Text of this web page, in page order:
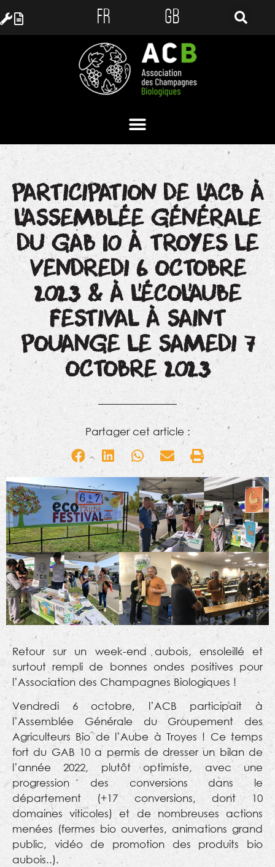
FR GB
PARTICIPATION DE L’ACB À
L’ASSEMBLÉE GÉNÉRALE
DU GAB 10 À TROYES LE
VENDREDI 6 OCTOBRE
2023 & À L’ÉCOL’AUBE
FESTIVAL À SAINT
POUANGE LE SAMEDI 7
OCTOBRE 2023
Partager cet article :
Retour sur un week-end aubois, ensoleillé et
surtout rempli de bonnes ondes positives pour
l’Association des Champagnes Biologiques !
Vendredi 6 octobre, l’ACB participait à
l’Assemblée Générale du Groupement des
Agriculteurs Bio de l’Aube à Troyes ! Ce temps
fort du GAB 10 a permis de dresser un bilan de
l’année 2022, plutôt optimiste, avec une
progression des conversions dans le
département (+17 conversions, dont 10
domaines viticoles) et de nombreuses actions
menées (fermes bio ouvertes, animations grand
public, vidéo de promotion des produits bio
aubois..).